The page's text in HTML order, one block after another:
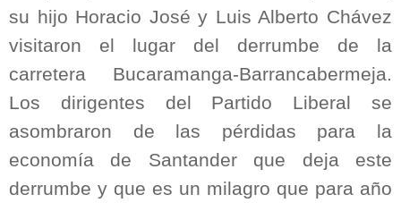
su hijo Horacio José y Luis Alberto Chávez
visitaron el lugar del derrumbe de la
carretera Bucaramanga-Barrancabermeja.
Los dirigentes del Partido Liberal se
asombraron de las pérdidas para la
economía de Santander que deja este
derrumbe y que es un milagro que para año